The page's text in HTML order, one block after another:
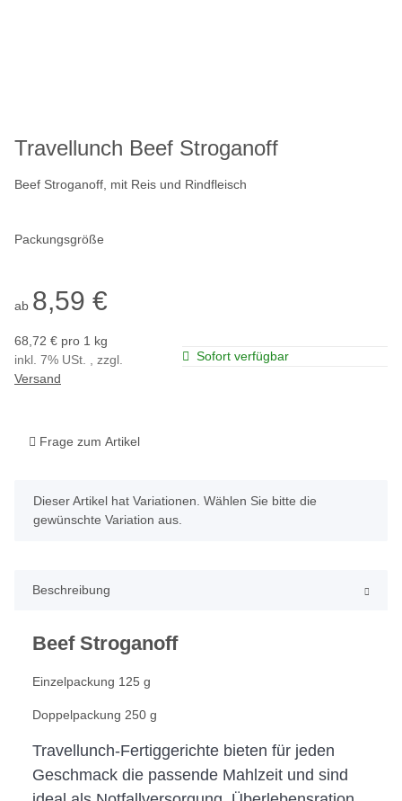
Travellunch Beef Stroganoff
Beef Stroganoff, mit Reis und Rindfleisch
Packungsgröße
ab 8,59 €
68,72 € pro 1 kg
inkl. 7% USt. , zzgl.
Versand
Sofort verfügbar
Frage zum Artikel
x
Dieser Artikel hat Variationen. Wählen Sie bitte die
gewünschte Variation aus.
Beschreibung
Beef Stroganoff
Einzelpackung 125 g
Doppelpackung 250 g
Travellunch-Fertiggerichte bieten für jeden
Geschmack die passende Mahlzeit und sind